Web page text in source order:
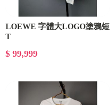
LOEWE 字體大LOGO塗鴉短
T
$ 99,999